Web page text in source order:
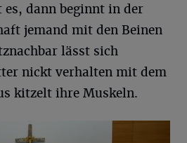
dann beginnt in der
jemand mit den Beinen
lässt sich
nickt verhalten mit dem
kitzelt ihre Muskeln.